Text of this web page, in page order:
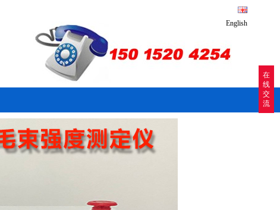
English
在
线
交
流